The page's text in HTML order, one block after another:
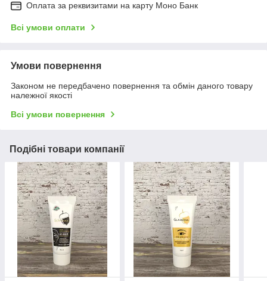
Оплата за реквизитами на карту Моно Банк
Всі умови оплати
Умови повернення
Законом не передбачено повернення та обмін даного товару
належної якості
Всі умови повернення
Подібні товари компанії